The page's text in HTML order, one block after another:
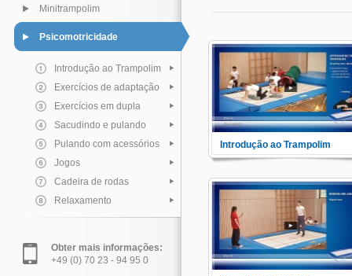
Minitrampolim
Psicomotricidade
Introdução ao Trampolim
Exercícios de adaptação
Exercícios em dupla
Sacudindo e pulando
Pulando com acessórios
Jogos
Cadeira de rodas
Relaxamento
Obter mais informações:
+49 (0) 70 23 - 94 95 0
Introdução ao Trampolim
Neste módulo você verá as
possíveis incertezas e timidez
causados por essa nova
experiência e ganhando
confiança de se utilizar a cama
elástica e consequentemente
ganhar o respeito saudável
com os deficientes.